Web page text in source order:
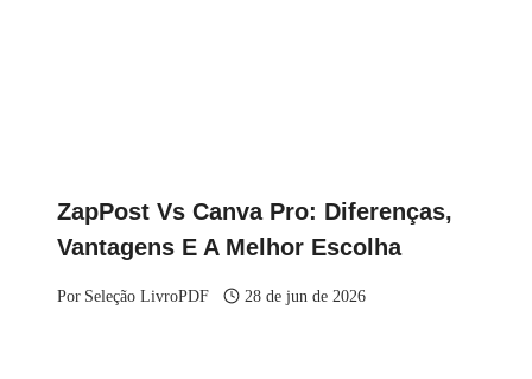
ZapPost Vs Canva Pro: Diferenças,
Vantagens E A Melhor Escolha
Por Seleção LivroPDF 28 de jun de 2026